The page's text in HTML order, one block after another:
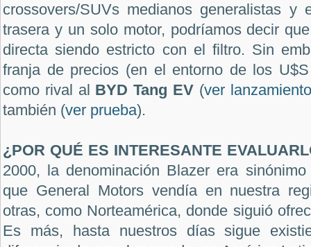
crossovers/SUVs medianos generalistas y
trasera y un solo motor, podríamos decir
directa siendo estricto con el filtro. Sin
franja de precios (en el entorno de los
como rival al BYD Tang EV (ver lanzamiento
también (ver prueba).
¿POR QUÉ ES INTERESANTE
2000, la denominación Blazer era
que General Motors vendía en nuestra
otras, como Norteamérica, donde siguió
Es más, hasta nuestros días sigue